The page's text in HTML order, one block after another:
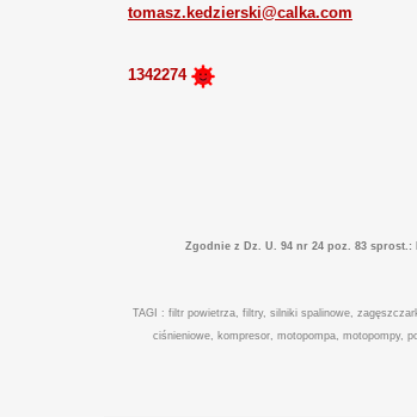
tomasz.kedzierski@calka.com
1342274
Zgodnie z Dz. U. 94 nr 24 poz. 83
TAGI : filtr powietrza, filtry, silniki spalinowe,
ciśnieniowe, kompresor, motopompa, motopompy,